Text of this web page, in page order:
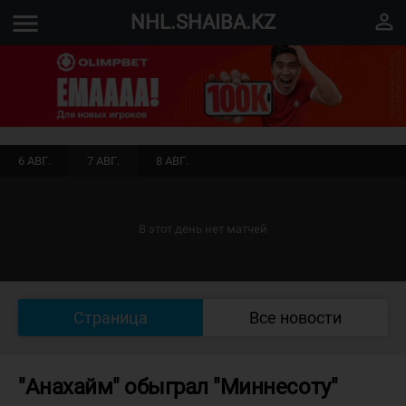
menu NHL.SHAIBA.KZ perm_identity
6 АВГ. 7 АВГ. 8 АВГ.
В этот день нет матчей
Страница Все новости
"Анахайм" обыграл "Миннесоту"